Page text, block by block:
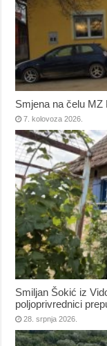
Smjena na čelu MZ
7. kolovoza 2026.
Smiljan Šokić iz
poljoprivrednici
28. srpnja 2026.